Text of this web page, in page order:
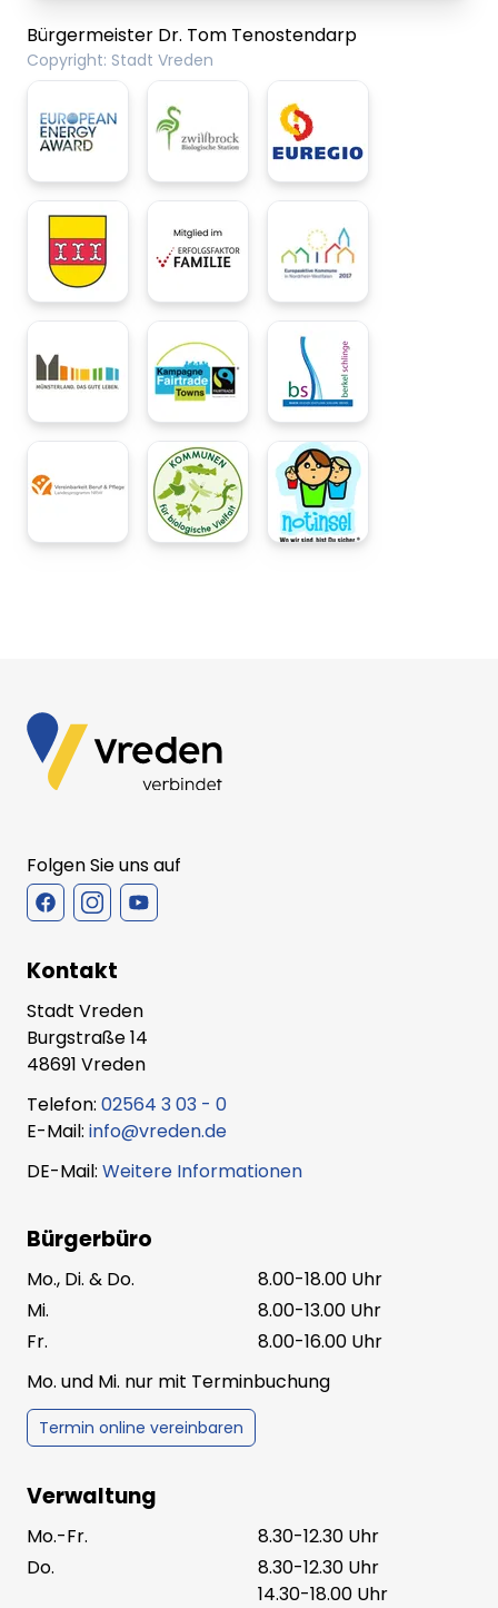
Bürgermeister Dr. Tom Tenostendarp
Copyright: Stadt Vreden
Folgen Sie uns auf
Kontakt
Stadt Vreden
Burgstraße 14
48691 Vreden
Telefon: 02564 3 03 - 0
E-Mail: info@vreden.de
DE-Mail: Weitere Informationen
Bürgerbüro
Mo., Di. & Do.
8.00-18.00 Uhr
Mi.
8.00-13.00 Uhr
Fr.
8.00-16.00 Uhr
Mo. und Mi. nur mit Terminbuchung
Termin online vereinbaren
Verwaltung
Mo.-Fr.
8.30-12.30 Uhr
Do.
8.30-12.30 Uhr
14.30-18.00 Uhr